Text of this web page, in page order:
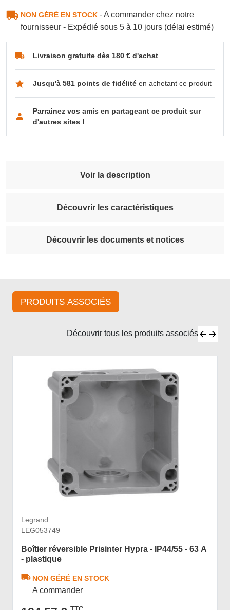
NON GÉRÉ EN STOCK- A commander chez notre
fournisseur - Expédié sous 5 à 10 jours (délai estimé)
Livraison gratuite dès 180 € d'achat
Jusqu'à 581 points de fidélitéen achetant ce produit
Parrainez vos amis en partageant ce produit sur
d'autres sites !
Voir la description
Découvrir les caractéristiques
Découvrir les documents et notices
PRODUITS ASSOCIÉS
Découvrir tous les produits associés
Legrand
LEG053749
Boîtier réversible Prisinter Hypra - IP44/55 - 63 A
- plastique
NON GÉRÉ EN STOCK
A commander